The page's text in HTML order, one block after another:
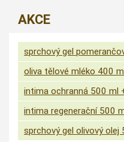
AKCE
sprchový gel
oliva tělové mléko 400
intima ochranná 500 ml
intima regenerační 500
sprchový gel olivový olej